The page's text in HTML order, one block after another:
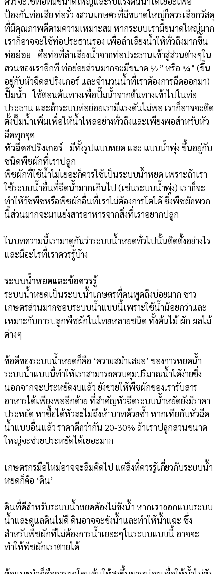
ป้องกันท่อเสีย ท่อรั่ว งสวนเกษตรที่มีขนาดใหญ่ก็ควรเลือกวัสดุ
ที่มีคุณภาพดีตามความเหมาะสม หากระบบเรามีขนาดใหญ่มาก
เราก็อาจจะใช้ท่อประธานรอง เพื่อลำเลียงน้ำให้ทั่วถึงมากขึ้น
ท่อย่อย - คือท่อที่ลำเลียงน้ำจากท่อประธานเข้าสู่ส่วนต่างๆใน
สวนของเราอีกที ท่อย่อยส่วนมากจะมีขนาด ½” หรือ ¾” (ขึ้น
อยู่กับหัวฉีดสปริงเกอร์ และจำนวนน้ำที่เราต้องการฉีดออกมา)
ปั๊มน้ำ - ใช้ตอนต้นทางเพื่อปั๊มน้ำจากต้นทางเข้าไปในท่อ
ประธาน และถ้าระบบท่อย่อยเรามีแรงดันไม่พอ เราก็อาจจะติด
ตั้งปั๊มน้ำเพิ่มเพื่อให้น้ำไหลอย่างทั่วถึงและเพียงพอสำหรับหัว
ฉีดทุกจุด
หัวฉีดสปริงเกอร์ - มีทั้งรูปแบบหยด และ แบบน้ำพุ่ง ขึ้นอยู่กับ
ชนิดพืชผักที่เราปลูก
พืชผักที่ใช้น้ำไม่เยอะก็ควรใช้เป็นระบบน้ำหยด เพราะถ้าเรา
ใช้ระบบน้ำอื่นที่ฉีดน้ำมากเกินไป (เช่นระบบน้ำพุ่ง) เราก็จะ
ทำให้วัชพืชหรือพืชผักอื่นที่เราไม่ต้องการโตได้ ซึ่งพืชผักพวก
นี้ส่วนมากจะมาแย่งสารอาหารจากสิ่งที่เราอยากปลูก
ในบทความนี้เรามาดูกันว่าระบบน้ำหยดทั่วไปนั้นติดตั้งอย่างไร
และมีอะไรที่เราควรรู้บ้าง
ระบบน้ำหยดและข้อควรรู้
ระบบน้ำหยดเป็นระบบน้ำเกษตรที่คนพูดถึงบ่อยมาก ชาว
เกษตรส่วนมากชอบระบบน้ำแบบนี้เพราะใช้น้ำน้อยกว่าและ
เหมาะกับการปลูกพืชผักในไทยหลายชนิด ทั้งต้นไม้ ผัก ผลไม้
ต่างๆ
ข้อดีของระบบน้ำหยดก็คือ ‘ความสม่ำเสมอ’ ของการหยดน้ำ
ระบบน้ำแบบนี้ทำให้เราสามารถควบคุมปริมาณน้ำได้ง่ายซึ่ง
นอกจากจะประหยัดงบแล้ว ยังช่วยให้พืชผักของเรารับสาร
อาหารได้เพียงพออีกด้วย ที่สำคัญหัวฉีดระบบน้ำหยัดยังมีราคา
ประหยัด หาซื้อได้หัวละไม่ถึงห้าบาทด้วยซ้ำ หากเทียกับหัวฉีด
น้ำแบบอื่นแล้ว ราคาดีกว่ากัน 20-30% ถ้าเราปลูกสวนขนาด
ใหญ่จะช่วยประหยัดได้เยอะมาก
เกษตรกรมือใหม่อาจจะลืมคิดไป แต่สิ่งที่ควรรู้เกี่ยวกับระบบน้ำ
หยดก็คือ ‘ดิน’
ดินที่ดีสำหรับระบบน้ำหยดต้องไม่ขังน้ำ หากเราออกแบบระบบ
น้ำและดูแลดินไม่ดี ดินอาจจะขังน้ำและทำให้น้ำแฉะ ซึ่ง
สำหรับพืชผักที่ไม่ต้องการน้ำเยอะๆในระบบแบบนี้ อาจจะ
ทำให้พืชผักเราตายได้